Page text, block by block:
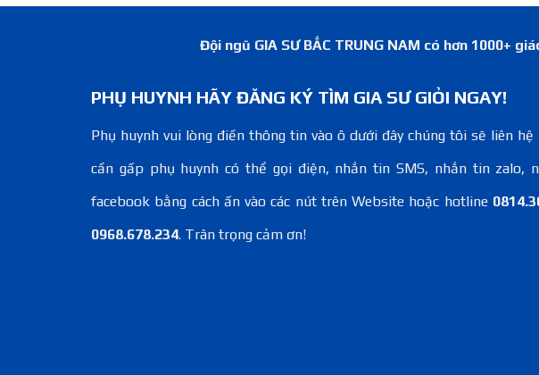
Đội ngũ GIA SƯ BẮC TRUNG NAM có hơn 1000+
PHỤ HUYNH HÃY ĐĂNG KÝ TÌM GIA SƯ GIỎI NGAY!
Phụ huynh vui lòng điền thông tin vào ô dưới đây chúng tôi sẽ liên hệ
cần gấp phụ huynh có thể gọi điện, nhắn tin SMS, nhắn tin zalo,
facebook bằng cách ấn vào các nút trên Website hoặc hotline
0968.678.234. Trân trọng cảm ơn!